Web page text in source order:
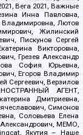
Вега 2021, Важные
Инна Павловна,
Лютов
Жилинский
Пискунов Сергей
Викторовна,
Грезев Александр
София Юрьевна,
Егоров Владимир
Сергеевич, Верзилов
АГЕНТ,
Дмитриевна,
Симонов
Соловьева Елена
МЕМО,
Якутия – Наше